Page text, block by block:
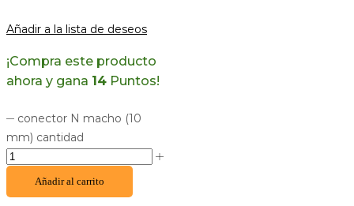
Añadir a la lista de deseos
¡Compra este producto
ahora y gana 14 Puntos!
conector N macho (10
mm) cantidad
Añadir al carrito